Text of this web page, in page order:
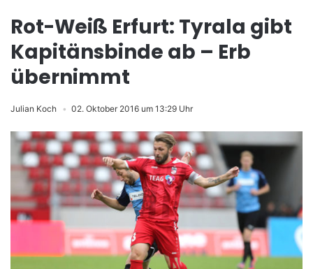
Rot-Weiß Erfurt: Tyrala gibt
Kapitänsbinde ab – Erb
übernimmt
Julian Koch 02. Oktober 2016 um 13:29 Uhr